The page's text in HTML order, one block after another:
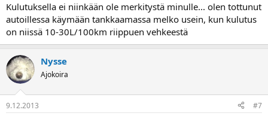
Kulutuksella ei niinkään ole merkitystä minulle... olen tottunut
autoillessa käymään tankkaamassa melko usein, kun kulutus
on niissä 10-30L/100km riippuen vehkeestä
Nysse
Ajokoira
9.12.2013 #7